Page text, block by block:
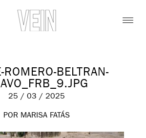
ROMERO-BELTRAN-
25 / 03 / 2025
POR MARISA FATÁS